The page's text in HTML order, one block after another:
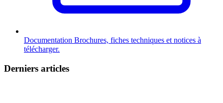
Documentation Brochures, fiches techniques et notices à
télécharger.
Derniers articles